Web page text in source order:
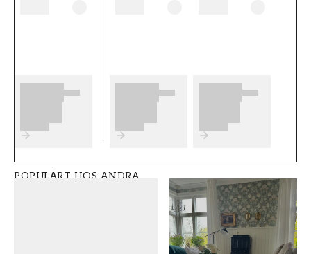
Produktdetaljer
SKU
Vardagsrum
VARUMÄRKE
Klassisk
HÖJD (m)
10,05
POPULÄRT HOS ANDRA